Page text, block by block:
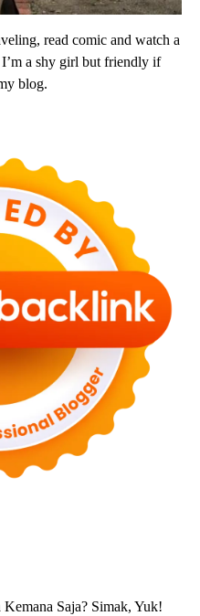
read comic and watch a
a shy girl but friendly if
blog.
Saja? Simak, Yuk!